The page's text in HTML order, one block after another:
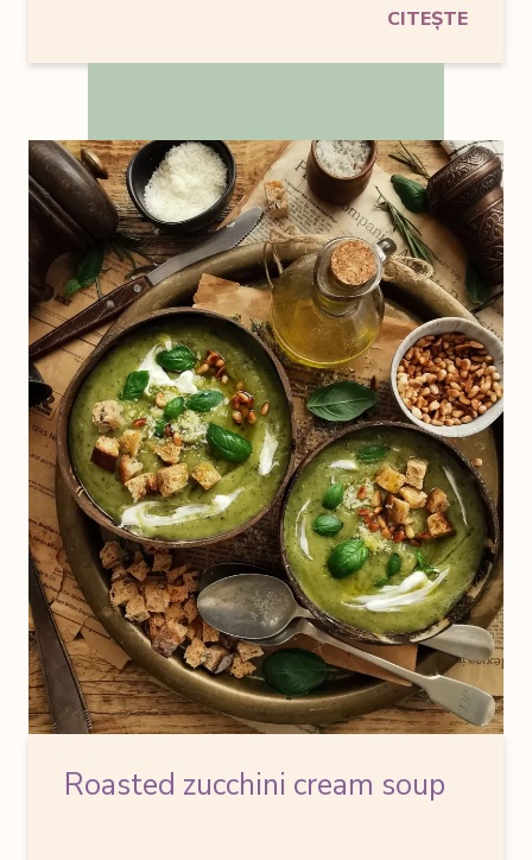
CITEȘTE
Roasted zucchini cream soup